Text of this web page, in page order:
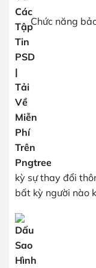
Chức năng
kỳ sự thay đổi
bất kỳ người nào